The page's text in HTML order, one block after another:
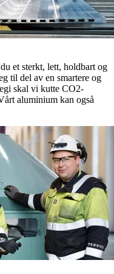
et sterkt, lett, holdbart og
til del av en smartere og
skal vi kutte CO2-
aluminium kan også